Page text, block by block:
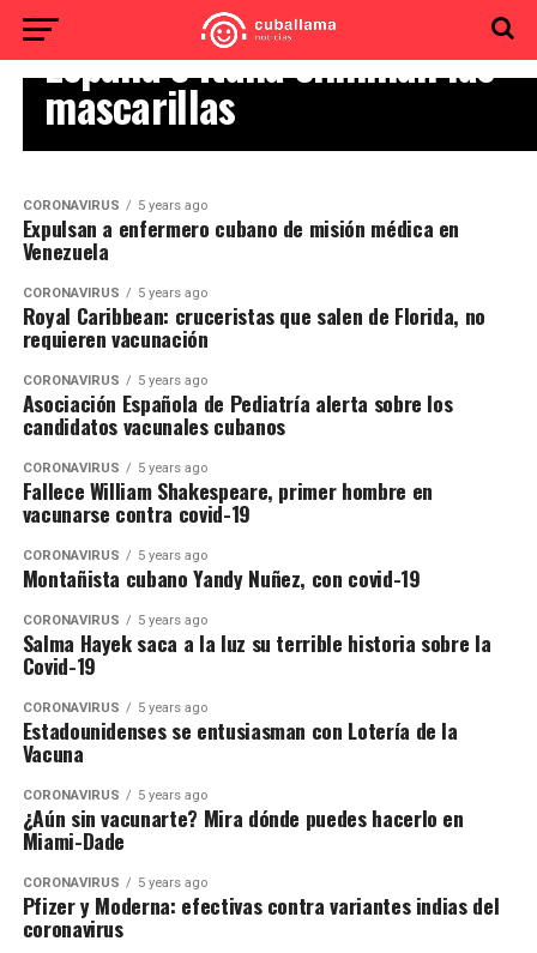
España e Italia eliminan las
mascarillas
CORONAVIRUS 5 years ago
Expulsan a enfermero cubano de misión médica en
Venezuela
CORONAVIRUS 5 years ago
Royal Caribbean: cruceristas que salen de Florida, no
requieren vacunación
CORONAVIRUS 5 years ago
Asociación Española de Pediatría alerta sobre los
candidatos vacunales cubanos
CORONAVIRUS 5 years ago
Fallece William Shakespeare, primer hombre en
vacunarse contra covid-19
CORONAVIRUS 5 years ago
Montañista cubano Yandy Nuñez, con covid-19
CORONAVIRUS 5 years ago
Salma Hayek saca a la luz su terrible historia sobre la
Covid-19
CORONAVIRUS 5 years ago
Estadounidenses se entusiasman con Lotería de la
Vacuna
CORONAVIRUS 5 years ago
¿Aún sin vacunarte? Mira dónde puedes hacerlo en
Miami-Dade
CORONAVIRUS 5 years ago
Pfizer y Moderna: efectivas contra variantes indias del
coronavirus